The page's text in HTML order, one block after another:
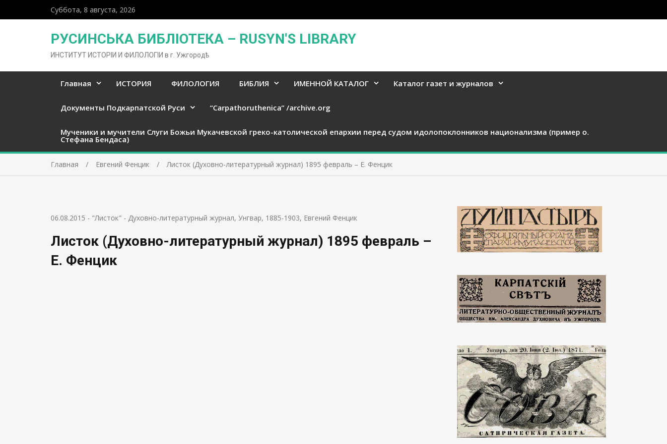
Суббота, 8 августа, 2026
РУСИНСЬКА БИБЛІОТЕКА – RUSYN'S LIBRARY
ИНСТИТУТ ИСТОРІИ И ФИЛОЛОГІИ в г. Ужгородѣ
Главная ИСТОРИЯ ФИЛОЛОГИЯ БИБЛИЯ ИМЕННОЙ КАТАЛОГ Каталог газет и журналов
Документы Подкарпатской Руси “Carpathoruthenica” /archive.org
Мученики и мучители Слуги Божьи Мукачевской греко-католической епархии перед судом идолопоклонников национализма (пример о.
Стефана Бендаса)
Главная Евгений Фенцик Листок (Духовно-литературный журнал) 1895 февраль – Е. Фенцик
06.08.2015 - "Листок" - Духовно-литературный журнал, Унгвар, 1885-1903, Евгений Фенцик
Листок (Духовно-литературный журнал) 1895 февраль –
Е. Фенцик